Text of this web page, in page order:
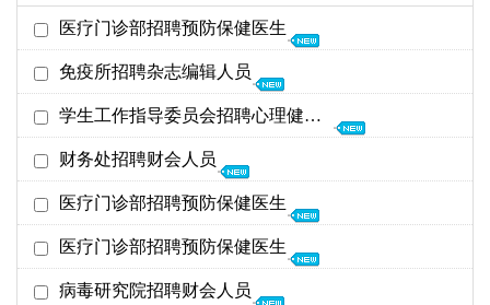
部门名
截至日期
发布时间
医疗门诊部招聘预防保健医生
医疗门诊部
26年06月03日 05-19
免疫所招聘杂志编辑人员
免疫所 26年05月19日
26年06月10日 05-19
学生工作指导委员会招聘心理健康教育教师
学生工作指导委员会
26年02月28日 01-21
财务处招聘财会人员
财务处
26年02月28日 01-21
医疗门诊部招聘预防保健医生
医疗门诊部
26年02月28日 01-21
医疗门诊部招聘预防保健医生
医疗门诊部
病毒研究院招聘财会人员